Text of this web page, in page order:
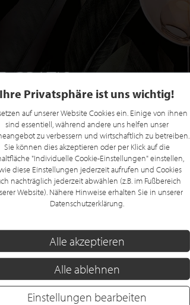
GRATIS
Ihre Privatsphäre ist uns wichtig!
auf unserer Website Cookies ein. Einige von ihnen
sind essentiell, während andere uns helfen unser
zu verbessern und wirtschaftlich zu betreiben.
Sie können dies akzeptieren oder per Klick auf die
"Individuelle Cookie-Einstellungen" einstellen,
diese Einstellungen jederzeit aufrufen und Cookies
nachträglich jederzeit abwählen (z.B. im Fußbereich
Website). Nähere Hinweise erhalten Sie in unserer
Datenschutzerklärung.
Alle akzeptieren
Alle ablehnen
Einstellungen bearbeiten